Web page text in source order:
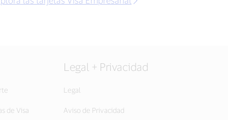
de Visa
Legal + Privacidad
Legal
Aviso de Privacidad